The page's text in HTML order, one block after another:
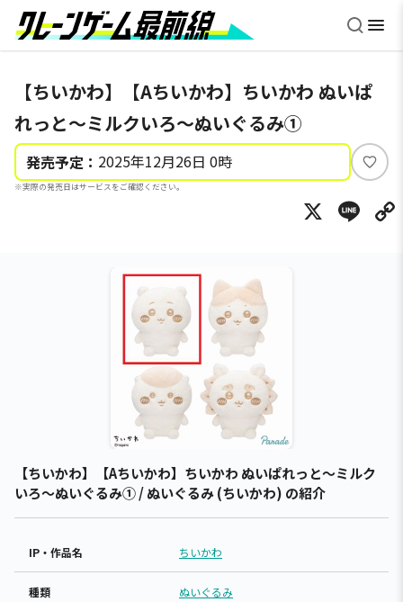
【ちいかわ】【Aちいかわ】ちいかわ ぬいぱ
れっと～ミルクいろ～ぬいぐるみ①
発売予定： 2025年12月26日 0時
※実際の発売日はサービスをご確認ください。
い
ね
X
【ちいかわ】【Aちいかわ】ちいかわ ぬいぱれっと～ミルク
いろ～ぬいぐるみ① / ぬいぐるみ (ちいかわ) の紹介
IP・作品名 ちいかわ
種類 ぬいぐるみ